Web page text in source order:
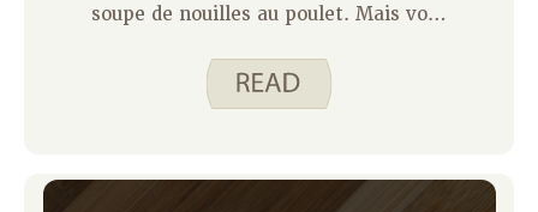
soupe de nouilles au poulet. Mais vous
version restaurant ou à emporter est à
la hauteur de ce que vous pourriez